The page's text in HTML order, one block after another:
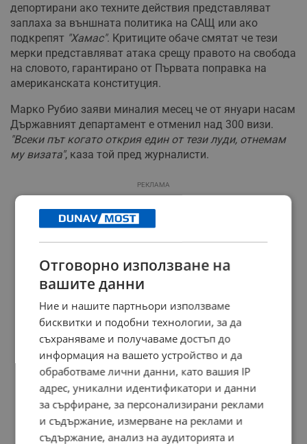
депортирани ако техните действия представляват
заплаха за външната политика на САЩ или ако
подкрепят "Хамас". Критиците обаче смятат че тези
мерки представляват атака срещу правото на свобода
на словото, гарантирано от Първата поправка на
американската конституция.
Марко Рубио заяви миналия месец че от януари насам
Държавният департамент е отменил над 300 визи.
"Всеки път когато открия един от тези луди, отнемам
му визата", каза той пред журналисти.
РЕКЛАМА
Отговорно използване на
вашите данни
Ние и нашите партньори използваме
бисквитки и подобни технологии, за да
съхраняваме и получаваме достъп до
информация на вашето устройство и да
обработваме лични данни, като вашия IP
адрес, уникални идентификатори и данни
за сърфиране, за персонализирани реклами
и съдържание, измерване на реклами и
съдържание, анализ на аудиторията и